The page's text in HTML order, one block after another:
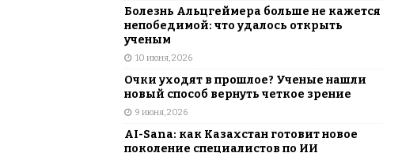
Болезнь Альцгеймера больше не кажется
непобедимой: что удалось открыть
ученым
10 июня, 2026
Очки уходят в прошлое? Ученые нашли
новый способ вернуть четкое зрение
9 июня, 2026
AI-Sana: как Казахстан готовит новое
поколение специалистов по ИИ